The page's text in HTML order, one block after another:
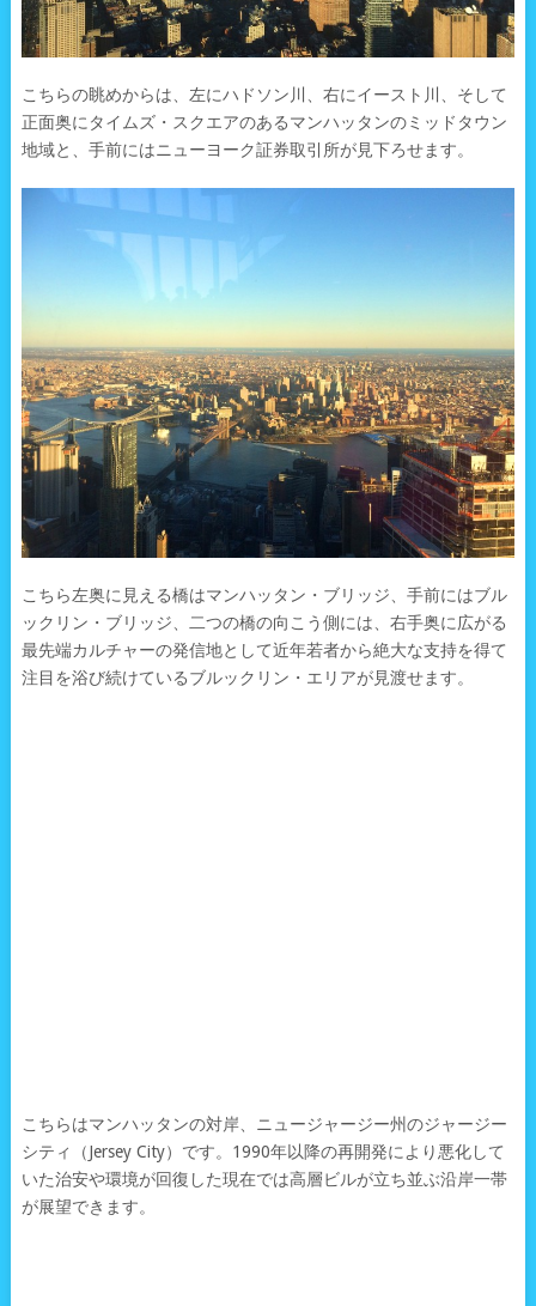
こちらの眺めからは、左にハドソン川、右にイースト川、そして
正面奥にタイムズ・スクエアのあるマンハッタンのミッドタウン
地域と、手前にはニューヨーク証券取引所が見下ろせます。
こちら左奥に見える橋はマンハッタン・ブリッジ、手前にはブル
ックリン・ブリッジ、二つの橋の向こう側には、右手奥に広がる
最先端カルチャーの発信地として近年若者から絶大な支持を得て
注目を浴び続けているブルックリン・エリアが見渡せます。
こちらはマンハッタンの対岸、ニュージャージー州のジャージー
シティ（Jersey City）です。1990年以降の再開発により悪化して
いた治安や環境が回復した現在では高層ビルが立ち並ぶ沿岸一帯
が展望できます。